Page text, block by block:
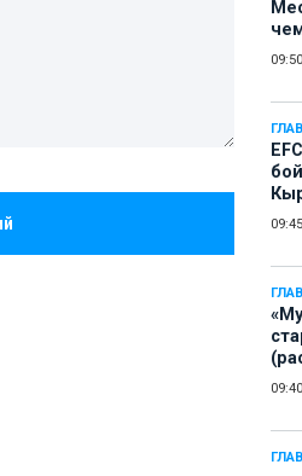
09:50
09:45
09:40